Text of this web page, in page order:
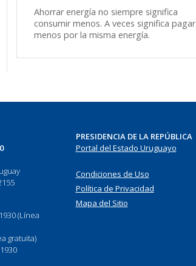
Ahorrar energía no siempre significa
consumir menos. A veces significa pagar
menos por la misma energía.
(Línea
gratuita)
PRESIDENCIA DE LA REPÚBLICA
Portal del Estado Uruguayo
Condiciones de Uso
Política de Privacidad
Mapa del Sitio